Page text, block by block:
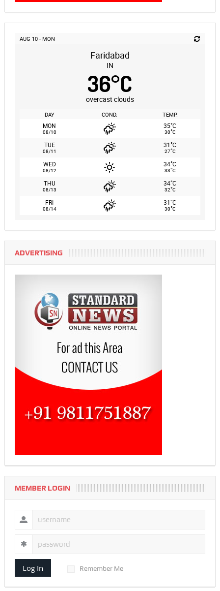
AUG 10 - MON
Faridabad
IN
36°C
overcast clouds
DAY COND. TEMP.
MON
08/10
35°C
30°C
TUE
08/11
31°C
27°C
WED
08/12
34°C
33°C
THU
08/13
34°C
32°C
FRI
08/14
31°C
30°C
ADVERTISING
MEMBER LOGIN
Log In Remember Me